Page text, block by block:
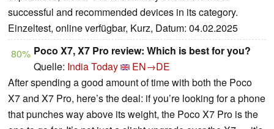
successful and recommended devices in its category.
Einzeltest, online verfügbar, Kurz, Datum: 04.02.2025
80% Poco X7, X7 Pro review: Which is best for you?
Quelle: India Today
EN→DE
After spending a good amount of time with both the Poco
X7 and X7 Pro, here’s the deal: if you’re looking for a phone
that punches way above its weight, the Poco X7 Pro is the